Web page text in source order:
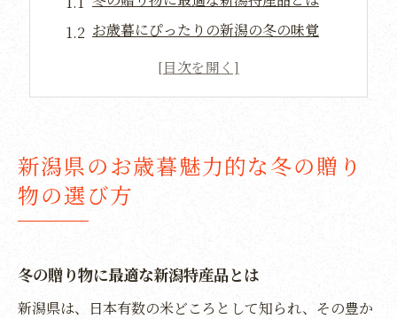
お歳暮にぴったりの新潟の冬の味覚
新潟の自然が育む贈り物の選び方
心温まる贈り物新潟の特産品でお歳暮を
心を込めて贈る新潟の美味な特産品
特産品で心温まる新潟のお歳暮選び
新潟の特産品が贈る人に喜ばれる理由
新潟県のお歳暮魅力的な冬の贈り
物の選び方
冬の贈り物に最適な新潟特産品とは
新潟県は、日本有数の米どころとして知られ、その豊か